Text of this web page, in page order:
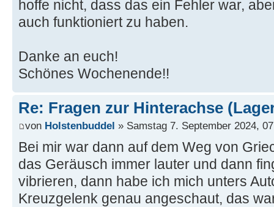
hoffe nicht, dass das ein Fehler war,
auch funktioniert zu haben.
Danke an euch!
Schönes Wochenende!!
Re: Fragen zur Hinterachse
von Holstenbuddel » Samstag 7. September 2024,
Bei mir war dann auf dem Weg von
das Geräusch immer lauter und dann
vibrieren, dann habe ich mich unters
Kreuzgelenk genau angeschaut, das